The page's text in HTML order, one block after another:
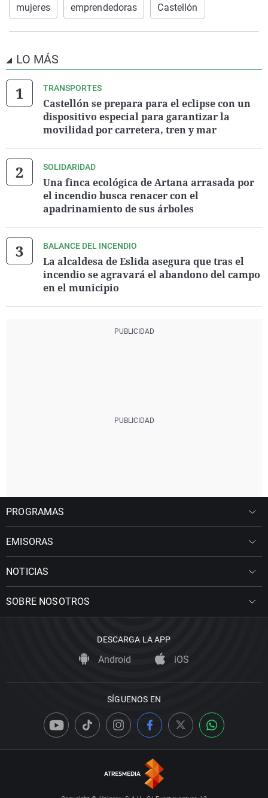
mujeres emprendedoras Castellón
LO MÁS
TRANSPORTES
Castellón se prepara para el eclipse con un
dispositivo especial para garantizar la
movilidad por carretera, tren y mar
SOLIDARIDAD
Una finca ecológica de Artana arrasada por
el incendio busca renacer con el
apadrinamiento de sus árboles
BALANCE DEL INCENDIO
La alcaldesa de Eslida asegura que tras el
incendio se agravará el abandono del campo
en el municipio
PROGRAMAS
EMISORAS
NOTICIAS
SOBRE NOSOTROS
DESCARGA LA APP
Android iOS
SÍGUENOS EN